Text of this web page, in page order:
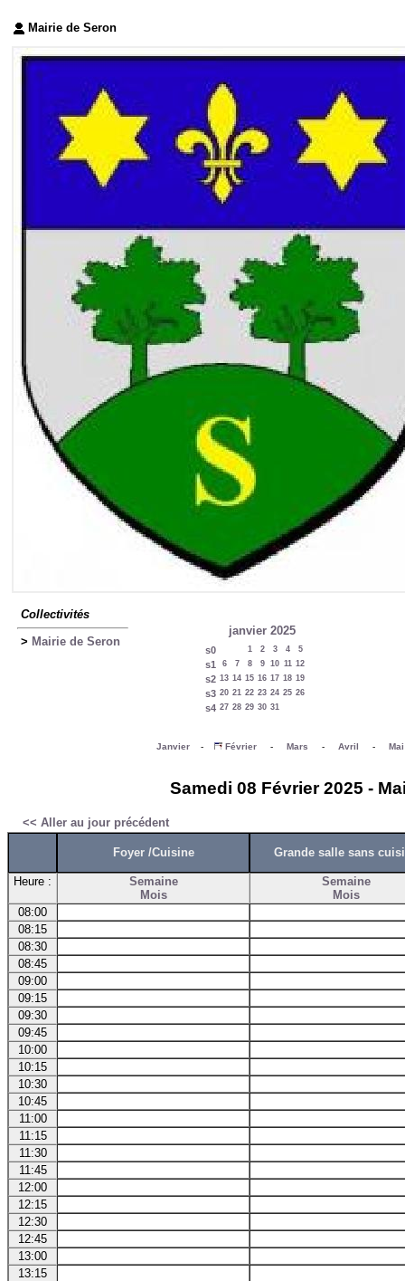
Mairie de Seron
Collectivités
> Mairie de Seron
janvier 2025
s0 1 2 3 4 5
s1 6 7 8 9 10 11 12
s2 13 14 15 16 17 18 19
s3 20 21 22 23 24 25 26
s4 27 28 29 30 31
Janvier- Février- Mars - Avril - Mai
Samedi 08 Février 2025 -
<< Aller au jour précédent
Foyer /Cuisine Grande salle sans
Heure :
Semaine
Mois
Semaine
Mois
08:00
08:15
08:30
08:45
09:00
09:15
09:30
09:45
10:00
10:15
10:30
10:45
11:00
11:15
11:30
11:45
12:00
12:15
12:30
12:45
13:00
13:15